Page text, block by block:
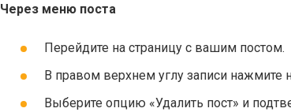
Через меню поста
Перейдите на страницу с вашим постом.
В правом верхнем углу записи нажмите
Выберите опцию «Удалить пост» и